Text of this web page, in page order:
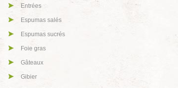
Entrées
Espumas salés
Espumas sucrés
Foie gras
Gâteaux
Gibier